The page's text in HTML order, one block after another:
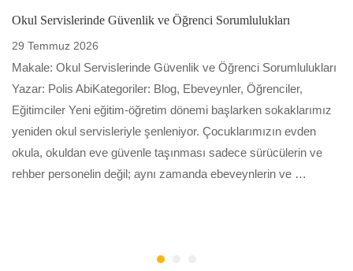
Okul Servislerinde Güvenlik ve Öğrenci Sorumlulukları
29 Temmuz 2026
Makale: Okul Servislerinde Güvenlik ve Öğrenci Sorumlulukları
Yazar: Polis AbiKategoriler: Blog, Ebeveynler, Öğrenciler,
Eğitimciler Yeni eğitim-öğretim dönemi başlarken sokaklarımız
yeniden okul servisleriyle şenleniyor. Çocuklarımızın evden
okula, okuldan eve güvenle taşınması sadece sürücülerin ve
rehber personelin değil; aynı zamanda ebeveynlerin ve …